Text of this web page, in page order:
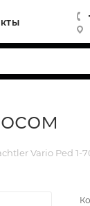
Vario Ped 1-